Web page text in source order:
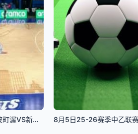
CBA常规赛第28轮 宁波町渥VS新疆伊力特 20240110(陈涛)